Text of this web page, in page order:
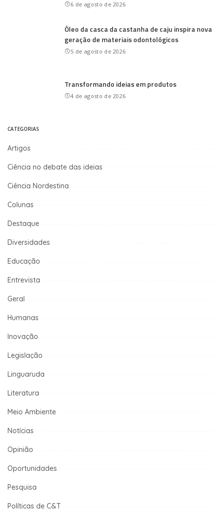
6 de agosto de 2026
Óleo da casca da castanha de caju inspira nova
geração de materiais odontológicos
5 de agosto de 2026
Transformando ideias em produtos
4 de agosto de 2026
CATEGORIAS
Artigos
Ciência no debate das ideias
Ciência Nordestina
Colunas
Destaque
Diversidades
Educação
Entrevista
Geral
Humanas
Inovação
Legislação
Linguaruda
Literatura
Meio Ambiente
Notícias
Opinião
Oportunidades
Pesquisa
Políticas de C&T